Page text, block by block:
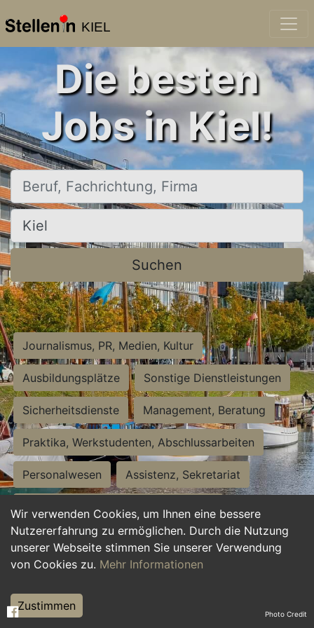
KIEL
Wir verwenden Cookies, um Ihnen eine bessere
Nutzererfahrung zu ermöglichen. Durch die Nutzung
unserer Webseite stimmen Sie unserer Verwendung
von Cookies zu. Mehr Informationen
Zustimmen
Die besten
Jobs in Kiel!
Beruf, Fachrichtung, Firma
Ort, Stadt
Suchen
Journalismus, PR, Medien, Kultur
Ausbildungsplätze Sonstige Dienstleistungen
Sicherheitsdienste Management, Beratung
Praktika, Werkstudenten, Abschlussarbeiten
Personalwesen Assistenz, Sekretariat
Hilfskräfte, Aushilfs- und Nebenjobs
Einkauf, Logistik, Materialwirtschaft
Weiterbildung, Studium, duale Ausbildung
Tourismus
Photo Credit